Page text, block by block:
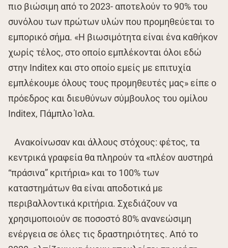
πιο βιώσιμη από το 2023- αποτελούν το 90% του
συνόλου των πρώτων υλών που προμηθεύεται το
εμπορικό σήμα. «Η βιωσιμότητα είναι ένα καθήκον
χωρίς τέλος, στο οποίο εμπλέκονται όλοι εδώ
στην Inditex και στο οποίο εμείς με επιτυχία
εμπλέκουμε όλους τους προμηθευτές μας» είπε ο
πρόεδρος και διευθύνων σύμβουλος του ομίλου
Inditex, Πάμπλο Ίσλα.
Ανακοίνωσαν και άλλους στόχους: φέτος, τα
κεντρικά γραφεία θα πληρούν τα «πλέον αυστηρά
“πράσινα” κριτήρια» και το 100% των
καταστημάτων θα είναι αποδοτικά με
περιβαλλοντικά κριτήρια. Σχεδιάζουν να
χρησιμοποιούν σε ποσοστό 80% ανανεώσιμη
ενέργεια σε όλες τις δραστηριότητες. Από το